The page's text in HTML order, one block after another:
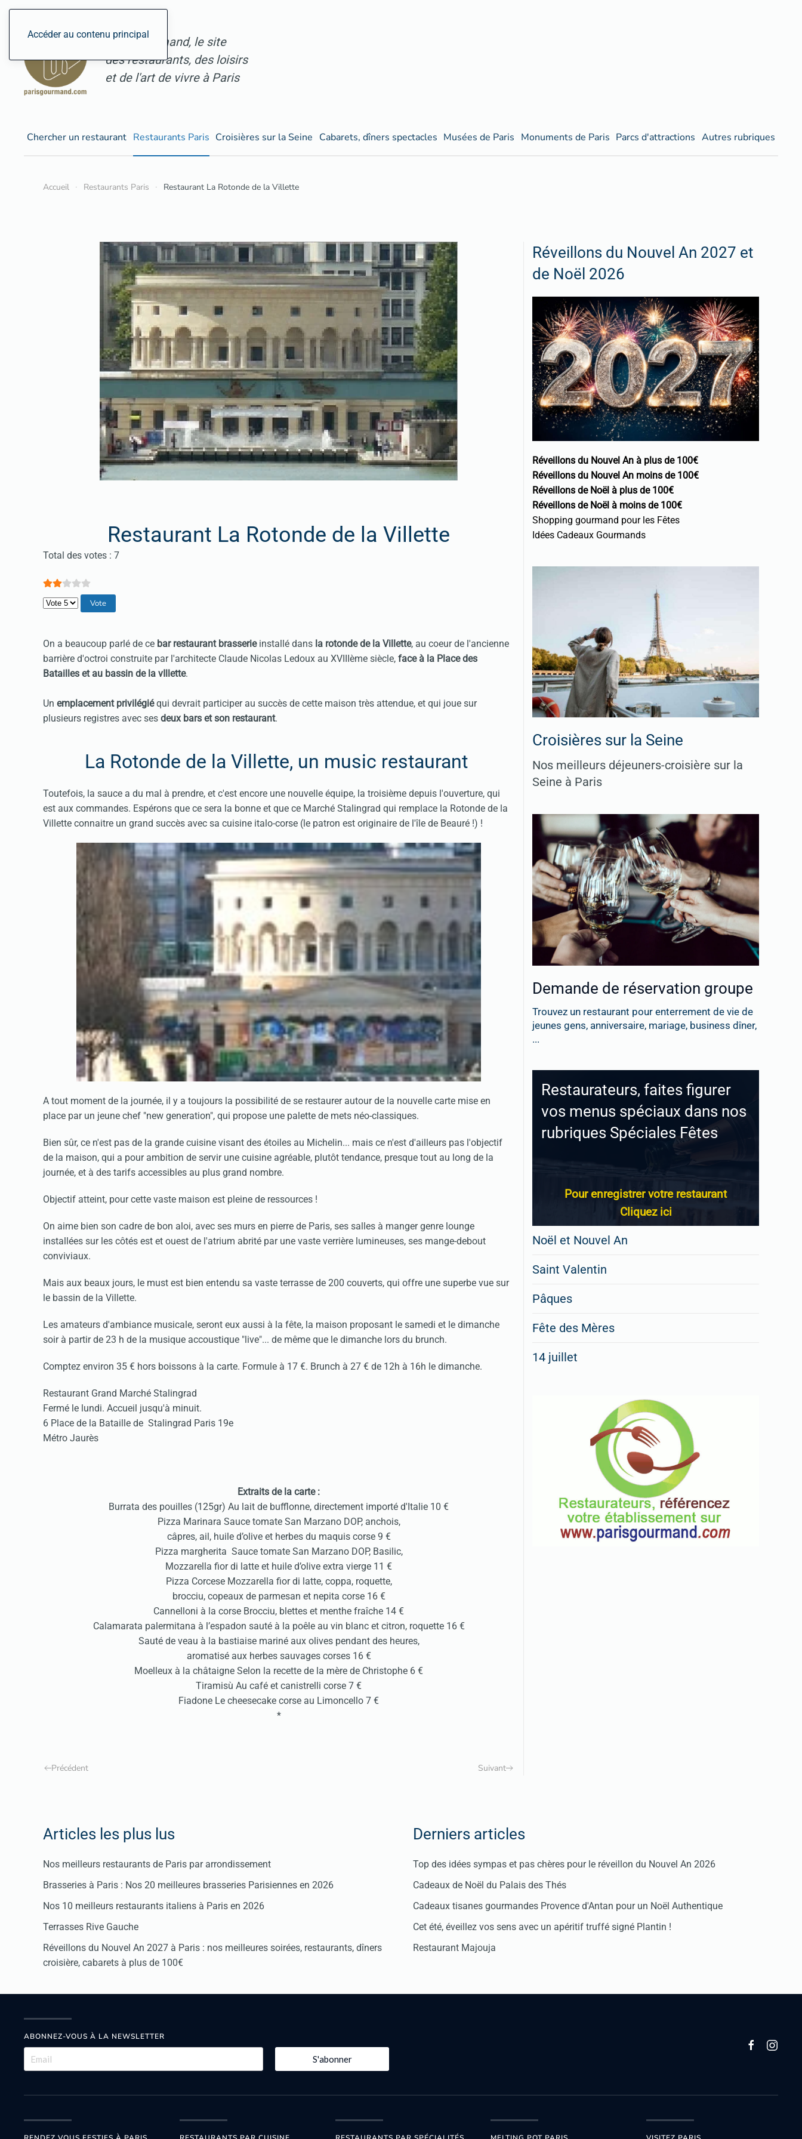
Accéder au contenu principal
ParisGourmand, le site
des restaurants, des loisirs
et de l'art de vivre à Paris
Chercher un restaurant Restaurants Paris Croisières sur la Seine Cabarets, dîners spectacles Musées de Paris Monuments de Paris Parcs d'attractions Autres rubriques
Accueil Restaurants Paris Restaurant La Rotonde de la Villette
Restaurant La Rotonde de la Villette
Vote utilisateur:2/
Total des votes : 7
Veuillez voter
On a beaucoup parlé de ce bar restaurant brasserieinstallé dans la rotonde de la Villette, au coeur de l'ancienne
barrière d'octroi construite par l'architecte Claude Nicolas Ledoux au XVIIIème siècle, face à la Place des
Batailles et au bassin de la vIllette.
Un emplacement privilégiéqui devrait participer au succès de cette maison très attendue, et qui joue sur
plusieurs registres avec ses deux bars et son restaurant.
La Rotonde de la Villette, un music restaurant
Toutefois, la sauce a du mal à prendre, et c'est encore une nouvelle équipe, la troisième depuis l'ouverture, qui
est aux commandes. Espérons que ce sera la bonne et que ce Marché Stalingrad qui remplace la Rotonde de la
Villette connaitre un grand succès avec sa cuisine italo-corse (le patron est originaire de l'île de Beauré !) !
A tout moment de la journée, il y a toujours la possibilité de se restaurer autour de la nouvelle carte mise en
place par un jeune chef "new generation", qui propose une palette de mets néo-classiques.
Bien sûr, ce n'est pas de la grande cuisine visant des étoiles au Michelin... mais ce n'est d'ailleurs pas l'objectif
de la maison, qui a pour ambition de servir une cuisine agréable, plutôt tendance, presque tout au long de la
journée, et à des tarifs accessibles au plus grand nombre.
Objectif atteint, pour cette vaste maison est pleine de ressources !
On aime bien son cadre de bon aloi, avec ses murs en pierre de Paris, ses salles à manger genre lounge
installées sur les côtés est et ouest de l'atrium abrité par une vaste verrière lumineuses, ses mange-debout
conviviaux.
Mais aux beaux jours, le must est bien entendu sa vaste terrasse de 200 couverts, qui offre une superbe vue sur
le bassin de la Villette.
Les amateurs d'ambiance musicale, seront eux aussi à la fête, la maison proposant le samedi et le dimanche
soir à partir de 23 h de la musique accoustique "live"... de même que le dimanche lors du brunch.
Comptez environ 35 € hors boissons à la carte. Formule à 17 €. Brunch à 27 € de 12h à 16h le dimanche.
Restaurant Grand Marché Stalingrad
Fermé le lundi. Accueil jusqu'à minuit.
6 Place de la Bataille de Stalingrad Paris 19e
Métro Jaurès
Extraits de la carte :
Burrata des pouilles (125gr) Au lait de bufflonne, directement importé d'Italie 10 €
Pizza Marinara Sauce tomate San Marzano DOP, anchois,
câpres, ail, huile d’olive et herbes du maquis corse 9 €
Pizza margherita Sauce tomate San Marzano DOP, Basilic,
Mozzarella fior di latte et huile d’olive extra vierge 11 €
Pizza Corcese Mozzarella fior di latte, coppa, roquette,
brocciu, copeaux de parmesan et nepita corse 16 €
Cannelloni à la corse Brocciu, blettes et menthe fraîche 14 €
Calamarata palermitana à l’espadon sauté à la poêle au vin blanc et citron, roquette 16 €
Sauté de veau à la bastiaise mariné aux olives pendant des heures,
aromatisé aux herbes sauvages corses 16 €
Moelleux à la châtaigne Selon la recette de la mère de Christophe 6 €
Tiramisù Au café et canistrelli corse 7 €
Fiadone Le cheesecake corse au Limoncello 7 €
*
Précédent Suivant
Réveillons du Nouvel An 2027 et
de Noël 2026
Réveillons du Nouvel An à plus de 100€
Réveillons du Nouvel An moins de 100€
Réveillons de Noël à plus de 100€
Réveillons de Noël à moins de 100€
Shopping gourmand pour les Fêtes
Idées Cadeaux Gourmands
Croisières sur la Seine
Nos meilleurs déjeuners-croisière sur la
Seine à Paris
Demande de réservation groupe
Trouvez un restaurant pour enterrement de vie de
jeunes gens, anniversaire, mariage, business dîner,
...
Restaurateurs, faites figurer
vos menus spéciaux dans nos
rubriques Spéciales Fêtes
Pour enregistrer votre restaurant
Cliquez ici
Noël et Nouvel An
Saint Valentin
Pâques
Fête des Mères
14 juillet
Articles les plus lus
Nos meilleurs restaurants de Paris par arrondissement
Brasseries à Paris : Nos 20 meilleures brasseries Parisiennes en 2026
Nos 10 meilleurs restaurants italiens à Paris en 2026
Terrasses Rive Gauche
Réveillons du Nouvel An 2027 à Paris : nos meilleures soirées, restaurants, dîners
croisière, cabarets à plus de 100€
Derniers articles
Top des idées sympas et pas chères pour le réveillon du Nouvel An 2026
Cadeaux de Noël du Palais des Thés
Cadeaux tisanes gourmandes Provence d'Antan pour un Noël Authentique
Cet été, éveillez vos sens avec un apéritif truffé signé Plantin !
Restaurant Majouja
ABONNEZ-VOUS À LA NEWSLETTER
S'abonner